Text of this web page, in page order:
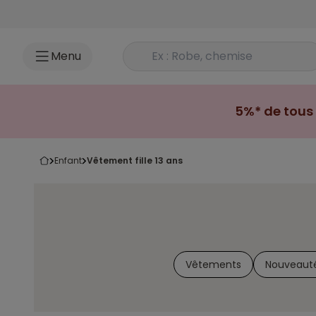
Menu Rechercher un produit
5%* de
enfant vêtement fille 13 ans
Vêtements